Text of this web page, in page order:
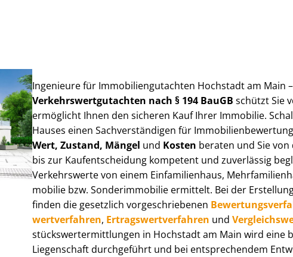
Ingenieure für Im­mo­bi­li­en­gut­ach­ten Hochstadt am Main
Ver­kehrs­wert­gut­ach­ten nach § 194 BauGB schützt Sie
ermöglicht Ihnen den sicheren Kauf Ihrer Immobilie.
Hauses einen Sach­ver­stän­di­gen für
Wert, Zustand, Mängel und Kosten beraten und Sie von
bis zur Kauf­ent­schei­dung kompetent und zuverlässig
Verkehrswerte von einem Einfamilienhaus,
mo­bi­lie bzw. Sonderimmobilie ermittelt. Bei der
finden die gesetzlich vor­ge­schrie­be­nen
wert­ver­fah­ren, Er­trags­wert­ver­fah­ren und
stücks­wert­ermitt­lun­gen in Hochstadt am Main wird eine
Liegenschaft durchgeführt und bei entsprechendem